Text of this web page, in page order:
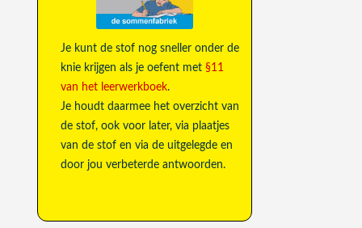
Je kunt de stof nog sneller onder de
knie krijgen als je oefent met §11
van het leerwerkboek.
Je houdt daarmee het overzicht van
de stof, ook voor later, via plaatjes
van de stof en via de uitgelegde en
door jou verbeterde antwoorden.